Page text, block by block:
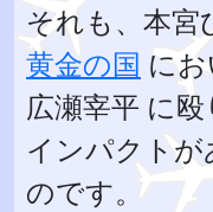
それも、本宮
黄金の国 に
広瀬宰平 に
インパクト
のです。